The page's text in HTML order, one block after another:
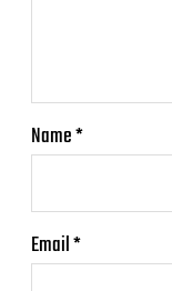
Name*
Email*